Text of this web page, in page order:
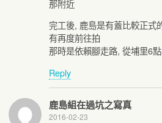
那附近
完工後, 鹿島是有蓋比較正式
有再度前往拍
那時是依賴腳走路, 從埔里6
Reply
鹿島組在過坑之寫真
2016-02-23